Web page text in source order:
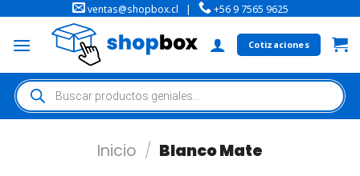
ventas@shopbox.cl | +56 9 7565 9625
Cotizaciones
Inicio / Blanco Mate